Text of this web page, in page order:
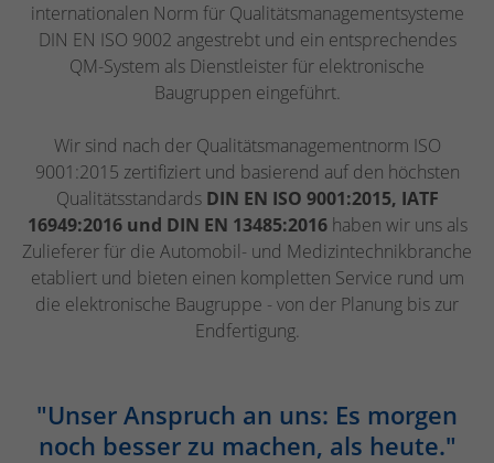
internationalen Norm für Qualitätsmanagementsysteme
DIN EN ISO 9002 angestrebt und ein entsprechendes
QM-System als Dienstleister für elektronische
Baugruppen eingeführt.
Wir sind nach der Qualitätsmanagementnorm ISO
9001:2015 zertifiziert und basierend auf den höchsten
Qualitätsstandards DIN EN ISO 9001:2015, IATF
16949:2016 und DIN EN 13485:2016haben wir uns als
Zulieferer für die Automobil- und Medizintechnikbranche
etabliert und bieten einen kompletten Service rund um
die elektronische Baugruppe - von der Planung bis zur
Endfertigung.
"Unser Anspruch an uns: Es morgen
noch besser zu machen, als heute."